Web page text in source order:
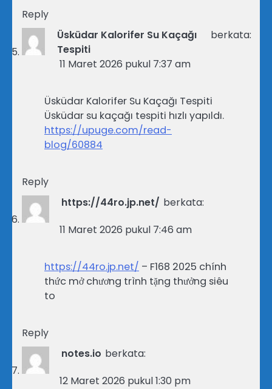
Reply
Üsküdar Kalorifer Su Kaçağı
Tespiti
berkata:
11 Maret 2026 pukul 7:37 am
Üsküdar Kalorifer Su Kaçağı Tespiti
Üsküdar su kaçağı tespiti hızlı yapıldı.
https://upuge.com/read-
blog/60884
Reply
https://44ro.jp.net/ berkata:
11 Maret 2026 pukul 7:46 am
https://44ro.jp.net/ – F168 2025 chính
thức mở chương trình tặng thưởng siêu
to
Reply
notes.io berkata:
12 Maret 2026 pukul 1:30 pm